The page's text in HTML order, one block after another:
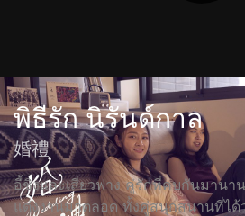
พิธีรัก นิรันด์กาล
婚禮
อี้ชิงและเสี่ยวฟาง คู่รักที่คบกันมานา
แต่งงานมาตลอด ทั้งคู่สนุกสนานที่ได้